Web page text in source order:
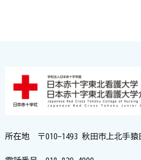
所在地 〒010-1493 秋田市上北手猿